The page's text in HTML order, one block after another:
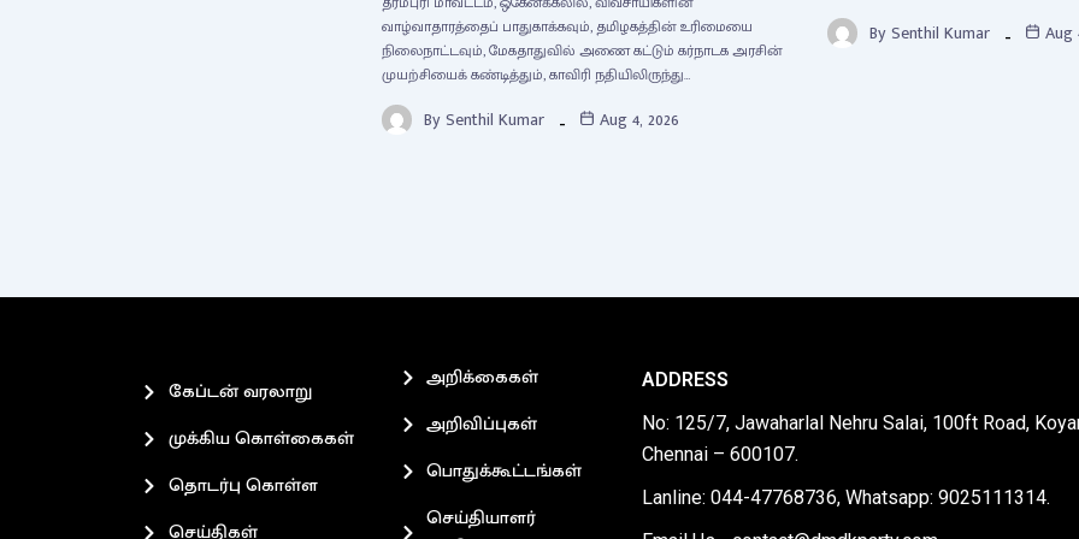
வாழ்வாதாரத்தைப் பாதுகாக்கவும், தமிழகத்தின் உரிமையை
நிலைநாட்டவும், மேகதாதுவில் அணை கட்டும் கர்நாடக அரசின்
முயற்சியைக் கண்டித்தும், காவிரி நதியிலிருந்து…
By Senthil Kumar Aug 4, 2026
By Senthil Kumar Aug
கேப்டன் வரலாறு
முக்கிய கொள்கைகள்
தொடர்பு கொள்ள
செய்திகள்
அறிக்கைகள்
அறிவிப்புகள்
பொதுக்கூட்டங்கள்
செய்தியாளர்
ADDRESS
No: 125/7, Jawaharlal Nehru Salai, 100ft Road,
Chennai – 600107.
Lanline: 044-47768736, Whatsapp: 9025111314.